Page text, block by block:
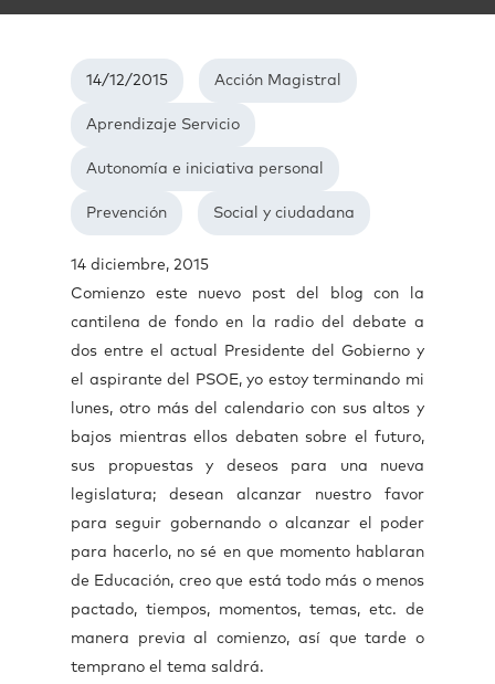
14/12/2015 Acción Magistral
Aprendizaje Servicio
Autonomía e iniciativa personal
Prevención Social y ciudadana
14 diciembre, 2015
Comienzo este nuevo post del blog con la
cantilena de fondo en la radio del debate a
dos entre el actual Presidente del Gobierno y
el aspirante del PSOE, yo estoy terminando mi
lunes, otro más del calendario con sus altos y
bajos mientras ellos debaten sobre el futuro,
sus propuestas y deseos para una nueva
legislatura; desean alcanzar nuestro favor
para seguir gobernando o alcanzar el poder
para hacerlo, no sé en que momento hablaran
de Educación, creo que está todo más o menos
pactado, tiempos, momentos, temas, etc. de
manera previa al comienzo, así que tarde o
temprano el tema saldrá.